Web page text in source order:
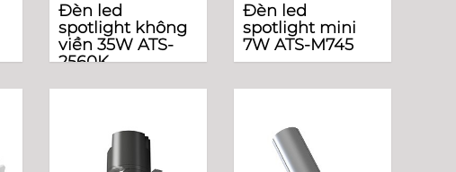
Đèn led
spotlight không
viền 35W ATS-
2560K
Đèn led
spotlight mini
7W ATS-M745